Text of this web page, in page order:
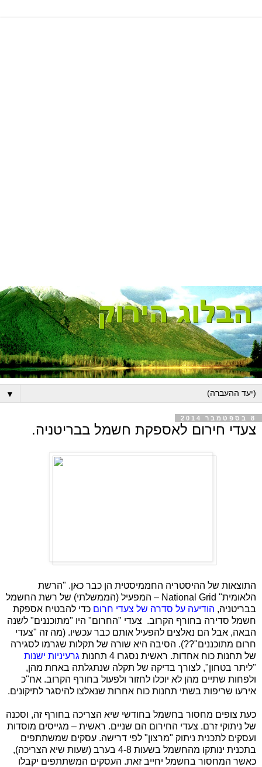
▼
8 בספטמבר 2014
צעדי חירום לאספקת חשמל בבריטניה.
התוצאות של ההיסטריה החממיסטית הן כבר כאן. "הרשת
הלאומית" National Grid – המפעיל (הממשלתי) של רשת החשמל
בבריטניה, הודיעה על סדרה של צעדי חרום כדי להבטיח אספקת
חשמל סדירה בחורף הקרוב. צעדי "החרום" היו "מתוכננים" לשנה
הבאה, אבל הם נאלצים להפעיל אותם כבר עכשיו. (מה זה "צעדי
חרום מתוכננים"??). הסיבה היא שורה של תקלות שגרמו לסגירה
של תחנות כוח אחדות. ראשית נסגרו 4 תחנות
גרעיניות ישנות
"ליתר בטחון", לצורך בדיקה של תקלה שנתגלתה באחת מהן,
ולפחות שתיים מהן לא יוכלו לחזור ולפעול בחורף הקרוב. אח"כ
אירעו שריפות בשתי תחנות כוח אחרות שנאלצו להיסגר לתיקונים.
כעת צופים מחסור בחשמל בחודשי שיא הצריכה בחורף זה, וסכנה
של ניתוקי זרם. צעדי החירום הם שניים. ראשית – מגייסים מוסדות
ועסקים לתכנית ניתוק "מרצון" לפי דרישה. עסקים שמשתתפים
בתכנית ינותקו מהחשמל בשעות 4-8 בערב (שעות שיא הצריכה),
כאשר המחסור בחשמל יחייב זאת. העסקים המשתתפים יקבלו